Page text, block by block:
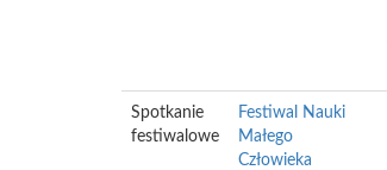
Spotkanie
festiwalowe
Festiwal Nauki
Małego
Człowieka